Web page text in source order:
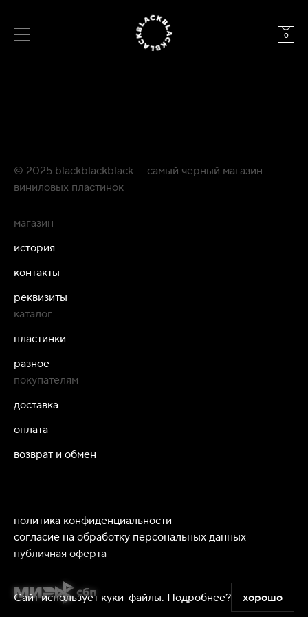
0
© 2025 blackblackblack — самый черный магазин
виниловых пластинок
магазин
история
контакты
реквизиты
каталог
пластинки
разное
покупателям
доставка
оплата
возврат и обмен
политика конфиденциальности
согласие на обработку персональных данных
публичная оферта
Сайт использует куки-файлы. Подробнее? хорошо